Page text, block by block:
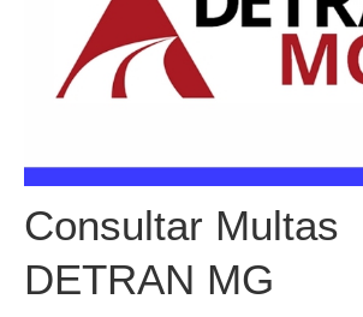
Consultar Multas
DETRAN MG